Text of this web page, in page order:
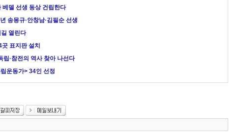
베델 선생 동상 건립한다
송몽규·안창남·김필순 선생
열린다
표지판 설치
립·참전의 역사 찾아 나선다
운동가> 34인 선정